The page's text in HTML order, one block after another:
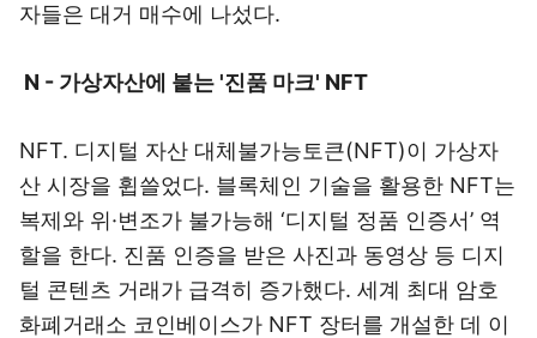
자들은 대거 매수에 나섰다.
N - 가상자산에 붙는 '진품 마크' NFT
NFT. 디지털 자산 대체불가능토큰(NFT)이 가상자
산 시장을 휩쓸었다. 블록체인 기술을 활용한 NFT는
복제와 위·변조가 불가능해 ‘디지털 정품 인증서’ 역
할을 한다. 진품 인증을 받은 사진과 동영상 등 디지
털 콘텐츠 거래가 급격히 증가했다. 세계 최대 암호
화폐거래소 코인베이스가 NFT 장터를 개설한 데 이